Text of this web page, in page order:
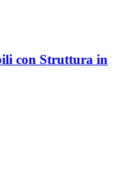
con Struttura in